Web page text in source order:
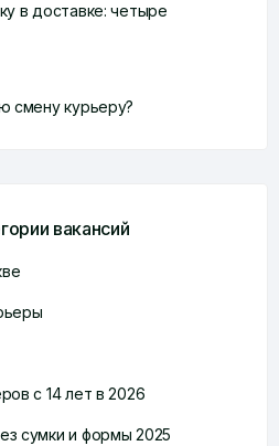
в доставке: четыре
смену курьеру?
вакансий
с 14 лет в 2026
сумки и формы 2025